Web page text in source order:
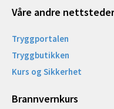
Våre andre nettsteder
Tryggportalen
Tryggbutikken
Kurs og Sikkerhet
Brannvernkurs